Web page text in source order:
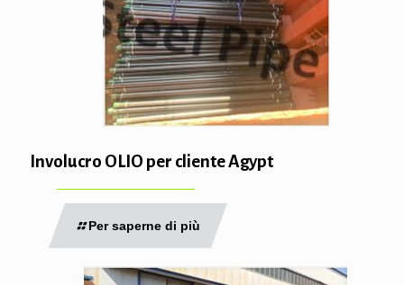
Involucro OLIO per cliente Agypt
Per saperne di più